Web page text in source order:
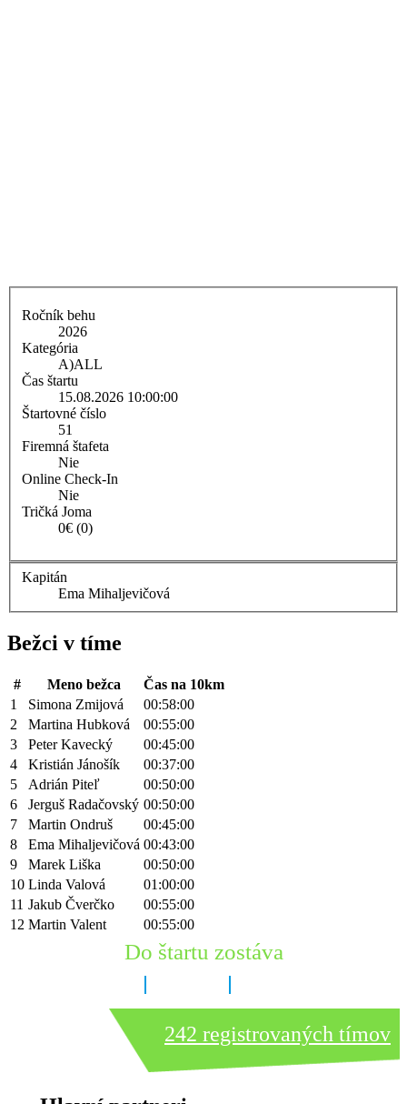
Ročník behu
2026
Kategória
A)ALL
Čas štartu
15.08.2026 10:00:00
Štartovné číslo
51
Firemná štafeta
Nie
Online Check-In
Nie
Tričká Joma
0€ (0)
Kapitán
Ema Mihaljevičová
Bežci v tíme
# Meno bežca
Čas na 10km
1
Simona Zmijová
00:58:00
2
Martina Hubková
00:55:00
3
Peter Kavecký
00:45:00
4
Kristián Jánošík
00:37:00
5
Adrián Piteľ
00:50:00
6
Jerguš Radačovský 00:50:00
7
Martin Ondruš
00:45:00
8
Ema Mihaljevičová 00:43:00
9
Marek Liška
00:50:00
10 Linda Valová
01:00:00
11 Jakub Čverčko
00:55:00
12 Martin Valent 00:55:00
Do štartu zostáva
242 registrovaných tímov